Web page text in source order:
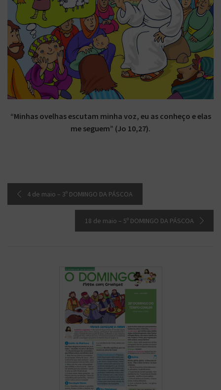
“Minhas ovelhas escutam minha voz, eu as conheço e elas
me seguem” (Jo 10,27).
4 de maio – 3º DOMINGO DA PÁSCOA
18 de maio – 5º DOMINGO DA PÁSCOA